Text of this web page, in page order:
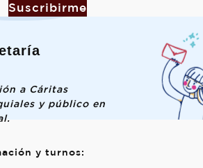
Suscribirme
a Cáritas
y público en
y turnos: